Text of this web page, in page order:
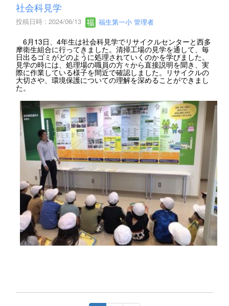
社会科見学
投稿日時 : 2024/06/13 福生第一小 管理者
6月13日、4年生は社会科見学でリサイクルセンターと西多
摩衛生組合に行ってきました。清掃工場の見学を通して、毎
日出るゴミがどのように処理されていくのかを学びました。
見学の時には、処理場の職員の方々から直接説明を聞き、実
際に作業している様子を間近で確認しました。リサイクルの
大切さや、環境保護についての理解を深めることができまし
た。